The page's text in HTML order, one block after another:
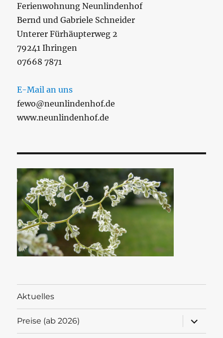
Ferienwohnung Neunlindenhof
Bernd und Gabriele Schneider
Unterer Fürhäupterweg 2
79241 Ihringen
07668 7871
E-Mail an uns
fewo@neunlindenhof.de
www.neunlindenhof.de
Aktuelles
Preise (ab 2026)
anzeigen